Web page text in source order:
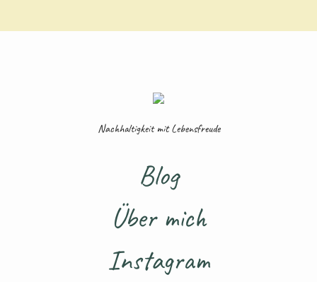
Nachhaltigkeit mit Lebensfreude
Blog
Über mich
Instagram